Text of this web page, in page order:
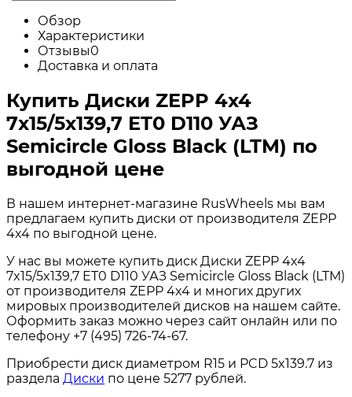
Обзор
Характеристики
Отзывы0
Доставка и оплата
Купить Диски ZEPP 4x4
7x15/5x139,7 ET0 D110 УАЗ
Semicircle Gloss Black (LTM) по
выгодной цене
В нашем интернет-магазине RusWheels мы вам
предлагаем купить диски от производителя ZEPP
4x4 по выгодной цене.
У нас вы можете купить диск Диски ZEPP 4x4
7x15/5x139,7 ET0 D110 УАЗ Semicircle Gloss Black (LTM)
от производителя ZEPP 4x4 и многих других
мировых производителей дисков на нашем сайте.
Оформить заказ можно через сайт онлайн или по
телефону +7 (495) 726-74-67.
Приобрести диск диаметром R15 и PCD 5x139.7 из
раздела Диски по цене 5277 рублей.